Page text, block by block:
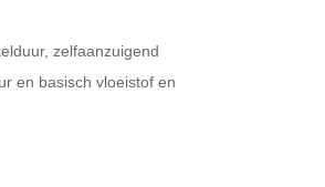
zelfaanzuigend
en basisch vloeistof en